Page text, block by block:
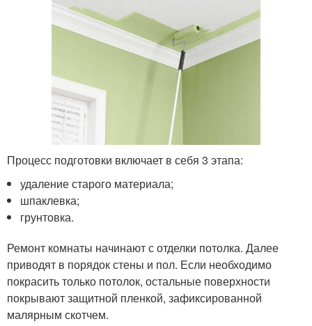
Процесс подготовки включает в себя 3 этапа:
удаление старого материала;
шпаклевка;
грунтовка.
Ремонт комнаты начинают с отделки потолка. Далее
приводят в порядок стены и пол. Если необходимо
покрасить только потолок, остальные поверхности
покрывают защитной пленкой, зафиксированной
малярным скотчем.